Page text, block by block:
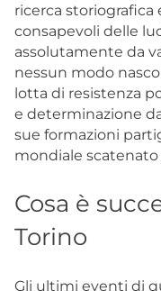
ricerca storiografica
consapevoli delle
assolutamente da
nessun modo
lotta di resistenza
e determinazione
sue formazioni
mondiale
Cosa è
Torino
Gli ultimi eventi di